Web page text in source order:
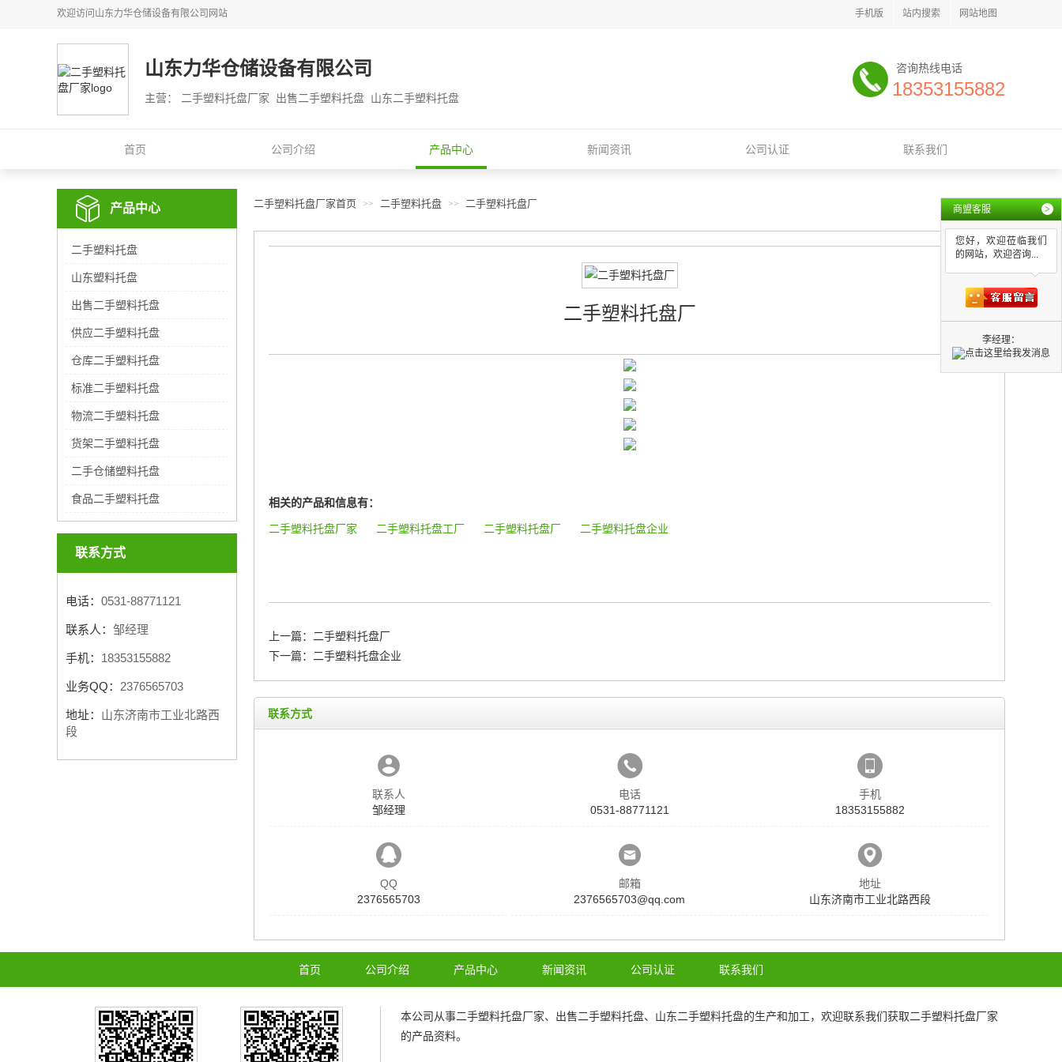
欢迎访问 山东力华仓储设备有限公司 网站 手机版 站内搜索 网站地图
山东力华仓储设备有限公司
主营： 二手塑料托盘厂家 出售二手塑料托盘 山东二手塑料托盘
咨询热线电话
18353155882
首页 公司介绍 产品中心 新闻资讯 公司认证 联系我们
产品中心
二手塑料托盘
山东塑料托盘
出售二手塑料托盘
供应二手塑料托盘
仓库二手塑料托盘
标准二手塑料托盘
物流二手塑料托盘
货架二手塑料托盘
二手仓储塑料托盘
食品二手塑料托盘
联系方式
电话： 0531-88771121
联系人： 邹经理
手机： 18353155882
业务QQ： 2376565703
地址： 山东济南市工业北路西
段
二手塑料托盘厂家首页 >> 二手塑料托盘 >> 二手塑料托盘厂
二手塑料托盘厂
相关的产品和信息有：
二手塑料托盘厂家 二手塑料托盘工厂 二手塑料托盘厂 二手塑料托盘企业
上一篇：
二手塑料托盘厂
下一篇：
二手塑料托盘企业
联系方式
联系人
邹经理
电话
0531-88771121
手机
18353155882
QQ
2376565703
邮箱
2376565703@qq.com
地址
山东济南市工业北路西段
首页 公司介绍 产品中心 新闻资讯 公司认证 联系我们
本公司从事二手塑料托盘厂家、 出售二手塑料托盘、 山东二手塑料托盘的生产和加工，欢迎联系我们获取二手塑料托盘厂家
的产品资料。
商盟客服 >
您好，欢迎莅临我们
的网站，欢迎咨询...
李经理：